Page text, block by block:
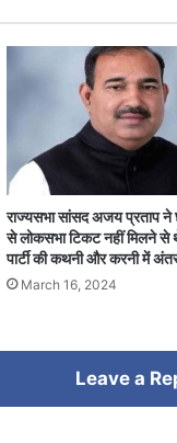
राज्यसभा सांसद अजय प्रताप ने
से लोकसभा टिकट नहीं मिलने से
पार्टी की कथनी और करनी में
March 16, 2024
Leave a